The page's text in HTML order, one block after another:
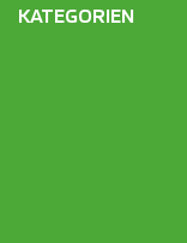
KATEGORIEN